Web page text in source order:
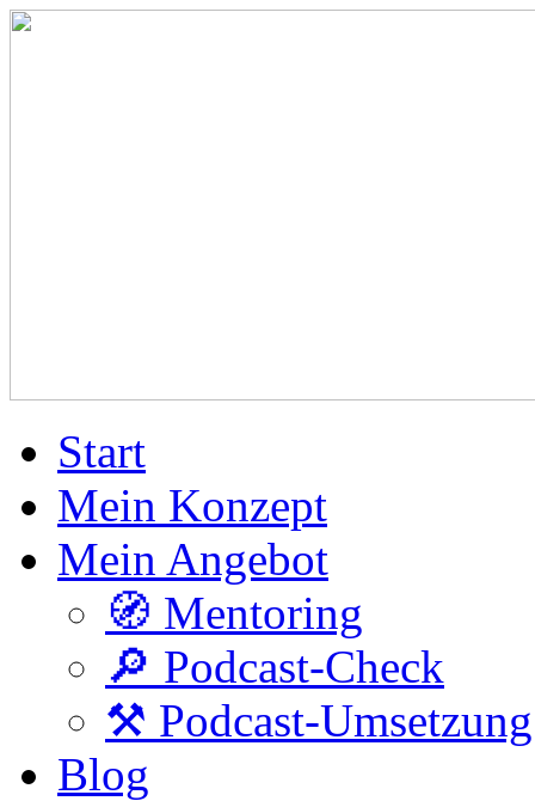
Start
Mein Konzept
Mein Angebot
🧭 Mentoring
🔎 Podcast-Check
⚒️ Podcast-Umsetzung
Blog